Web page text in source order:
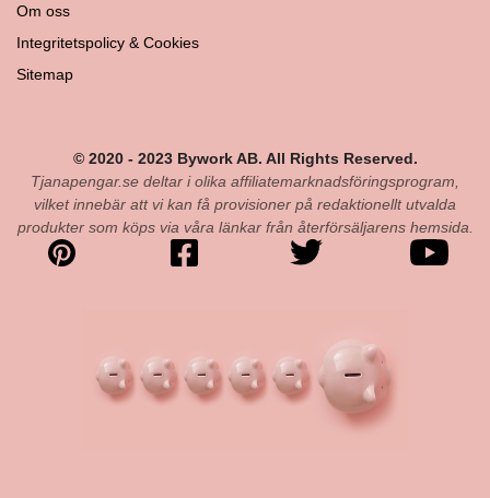
Om oss
Integritetspolicy & Cookies
Sitemap
© 2020 - 2023 Bywork AB. All Rights Reserved.
Tjanapengar.se deltar i olika affiliatemarknadsföringsprogram,
vilket innebär att vi kan få provisioner på redaktionellt utvalda
produkter som köps via våra länkar från återförsäljarens hemsida.